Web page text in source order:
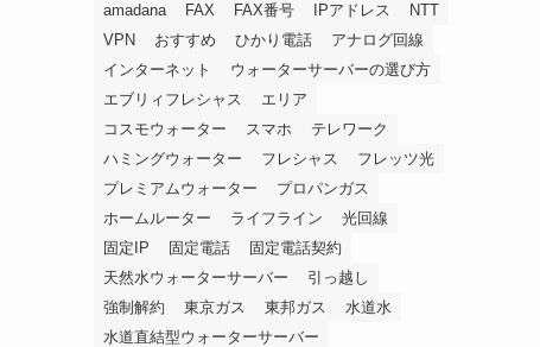
amadana FAX FAX番号 IPアドレス
NTT
VPN
おすすめ ひかり電話
アナログ回線
インターネット
ウォーターサーバーの選び方
エブリィフレシャス
エリア
コスモウォーター
スマホ
テレワーク
ハミングウォーター
フレシャス
フレッツ光
プレミアムウォーター
プロパンガス
ホームルーター
ライフライン
光回線
固定IP
固定電話
固定電話契約
天然水ウォーターサーバー
引っ越し
強制解約
東京ガス 東邦ガス
水道水
水道直結型ウォーターサーバー